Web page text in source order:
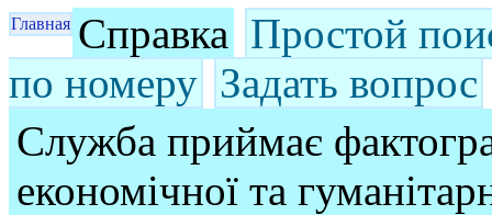
Главная Справка Простой
по номеру Задать вопрос
Служба приймає
економічної та